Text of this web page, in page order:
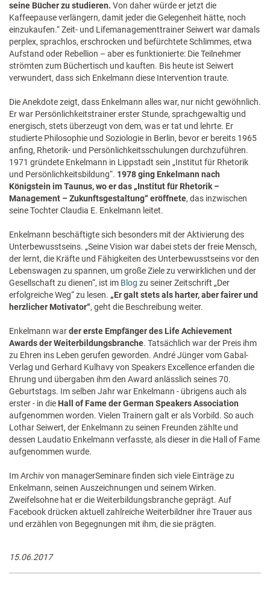
seine Bücher zu studieren. Von daher würde er jetzt die
Kaffeepause verlängern, damit jeder die Gelegenheit hätte, noch
einzukaufen.“ Zeit- und Lifemanagementtrainer Seiwert war damals
perplex, sprachlos, erschrocken und befürchtete Schlimmes, etwa
Aufstand oder Rebellion – aber es funktionierte: Die Teilnehmer
strömten zum Büchertisch und kauften. Bis heute ist Seiwert
verwundert, dass sich Enkelmann diese Intervention traute.
Die Anekdote zeigt, dass Enkelmann alles war, nur nicht gewöhnlich.
Er war Persönlichkeitstrainer erster Stunde, sprachgewaltig und
energisch, stets überzeugt von dem, was er tat und lehrte. Er
studierte Philosophie und Soziologie in Berlin, bevor er bereits 1965
anfing, Rhetorik- und Persönlichkeitsschulungen durchzuführen.
1971 gründete Enkelmann in Lippstadt sein „Institut für Rhetorik
und Persönlichkeitsbildung“. 1978 ging Enkelmann nach
Königstein im Taunus, wo er das „Institut für Rhetorik –
Management – Zukunftsgestaltung“ eröffnete, das inzwischen
seine Tochter Claudia E. Enkelmann leitet.
Enkelmann beschäftigte sich besonders mit der Aktivierung des
Unterbewusstseins. „Seine Vision war dabei stets der freie Mensch,
der lernt, die Kräfte und Fähigkeiten des Unterbewusstseins vor den
Lebenswagen zu spannen, um große Ziele zu verwirklichen und der
Gesellschaft zu dienen“, ist im Blog zu seiner Zeitschrift „Der
erfolgreiche Weg“ zu lesen. „Er galt stets als harter, aber fairer und
herzlicher Motivator“, geht die Beschreibung weiter.
Enkelmann warder erste Empfänger des Life Achievement
Awards der Weiterbildungsbranche. Tatsächlich war der Preis ihm
zu Ehren ins Leben gerufen geworden. André Jünger vom Gabal-
Verlag und Gerhard Kulhavy von Speakers Excellence erfanden die
Ehrung und übergaben ihm den Award anlässlich seines 70.
Geburtstags. Im selben Jahr war Enkelmann - übrigens auch als
erster - in die Hall of Fame der German Speakers Association
aufgenommen worden. Vielen Trainern galt er als Vorbild. So auch
Lothar Seiwert, der Enkelmann zu seinen Freunden zählte und
dessen Laudatio Enkelmann verfasste, als dieser in die Hall of Fame
aufgenommen wurde.
Im Archiv von managerSeminare finden sich viele Einträge zu
Enkelmann, seinen Auszeichnungen und seinem Wirken.
Zweifelsohne hat er die Weiterbildungsbranche geprägt. Auf
Facebook drücken aktuell zahlreiche Weiterbildner ihre Trauer aus
und erzählen von Begegnungen mit ihm, die sie prägten.
15.06.2017